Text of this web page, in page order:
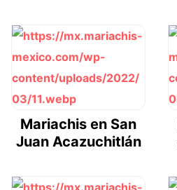
Mariachis en San
Juan Acazuchitlán